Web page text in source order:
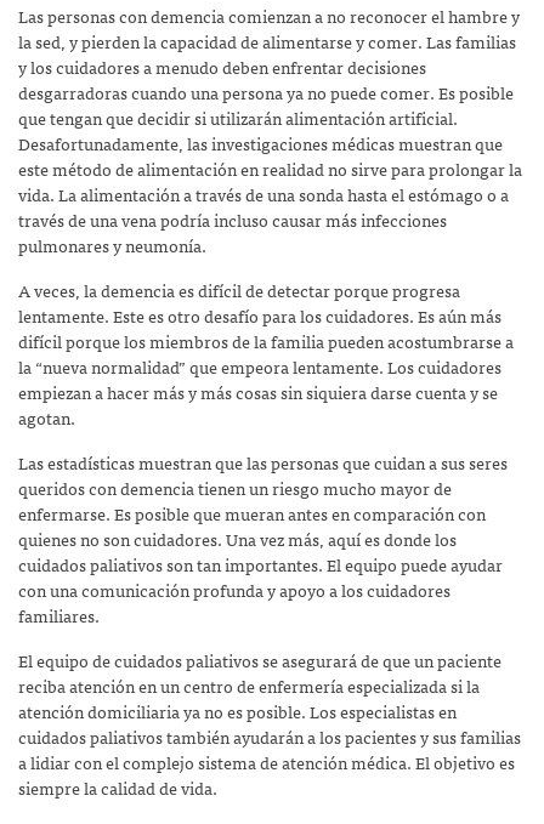
Las personas con demencia comienzan a no reconocer el hambre y
la sed, y pierden la capacidad de alimentarse y comer. Las familias
y los cuidadores a menudo deben enfrentar decisiones
desgarradoras cuando una persona ya no puede comer. Es posible
que tengan que decidir si utilizarán alimentación artificial.
Desafortunadamente, las investigaciones médicas muestran que
este método de alimentación en realidad no sirve para prolongar la
vida. La alimentación a través de una sonda hasta el estómago o a
través de una vena podría incluso causar más infecciones
pulmonares y neumonía.
A veces, la demencia es difícil de detectar porque progresa
lentamente. Este es otro desafío para los cuidadores. Es aún más
difícil porque los miembros de la familia pueden acostumbrarse a
la “nueva normalidad” que empeora lentamente. Los cuidadores
empiezan a hacer más y más cosas sin siquiera darse cuenta y se
agotan.
Las estadísticas muestran que las personas que cuidan a sus seres
queridos con demencia tienen un riesgo mucho mayor de
enfermarse. Es posible que mueran antes en comparación con
quienes no son cuidadores. Una vez más, aquí es donde los
cuidados paliativos son tan importantes. El equipo puede ayudar
con una comunicación profunda y apoyo a los cuidadores
familiares.
El equipo de cuidados paliativos se asegurará de que un paciente
reciba atención en un centro de enfermería especializada si la
atención domiciliaria ya no es posible. Los especialistas en
cuidados paliativos también ayudarán a los pacientes y sus familias
a lidiar con el complejo sistema de atención médica. El objetivo es
siempre la calidad de vida.